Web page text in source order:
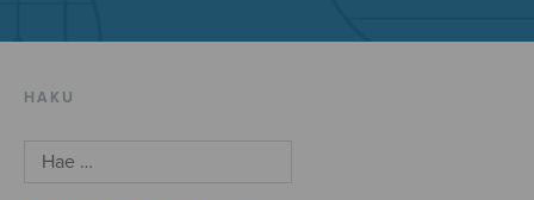
HAKU